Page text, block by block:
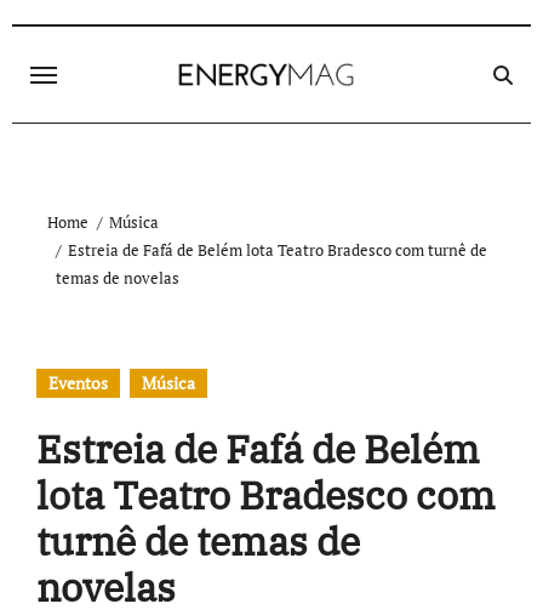
content
Home
Música
Estreia de Fafá de Belém lota Teatro Bradesco com turnê de
temas de novelas
Eventos Música
Estreia de Fafá de Belém
lota Teatro Bradesco com
turnê de temas de
novelas